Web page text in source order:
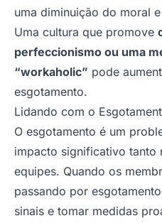
uma diminuição do moral
Uma cultura que promove
perfeccionismo ou uma
“workaholic” pode
esgotamento.
Lidando com o
O esgotamento é um
impacto significativo tanto
equipes. Quando os
passando por
sinais e tomar medidas